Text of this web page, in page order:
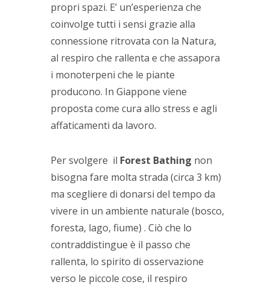
propri spazi. E’ un’esperienza che
coinvolge tutti i sensi grazie alla
connessione ritrovata con la Natura,
al respiro che rallenta e che assapora
i monoterpeni che le piante
producono. In Giappone viene
proposta come cura allo stress e agli
affaticamenti da lavoro.
Per svolgere il Forest Bathing non
bisogna fare molta strada (circa 3 km)
ma scegliere di donarsi del tempo da
vivere in un ambiente naturale (bosco,
foresta, lago, fiume) . Ciò che lo
contraddistingue è il passo che
rallenta, lo spirito di osservazione
verso le piccole cose, il respiro